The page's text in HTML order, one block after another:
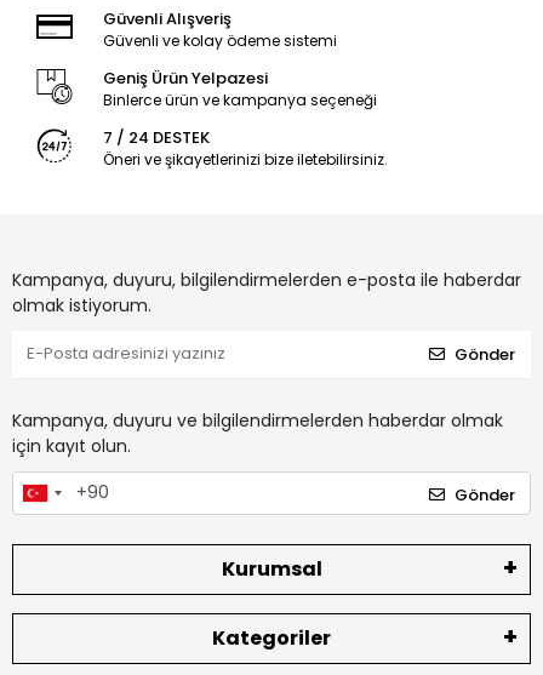
Güvenli Alışveriş
Güvenli ve kolay ödeme sistemi
Geniş Ürün Yelpazesi
Binlerce ürün ve kampanya seçeneği
7 / 24 DESTEK
Öneri ve şikayetlerinizi bize iletebilirsiniz.
Kampanya, duyuru, bilgilendirmelerden e-posta ile haberdar
olmak istiyorum.
Gönder
Kampanya, duyuru ve bilgilendirmelerden haberdar olmak
için kayıt olun.
Gönder
Kurumsal
Kategoriler